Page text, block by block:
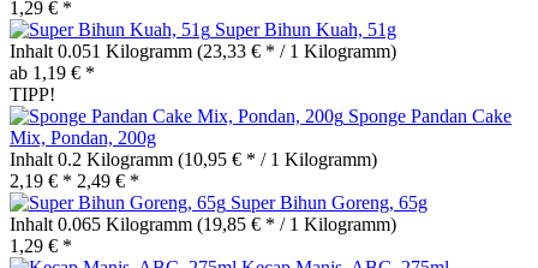
1,29 € *
Super Bihun Kuah, 51g
Inhalt 0.051 Kilogramm (23,33 € * / 1 Kilogramm)
ab 1,19 € *
TIPP!
Sponge Pandan Cake
Mix, Pondan, 200g
Inhalt 0.2 Kilogramm (10,95 € * / 1 Kilogramm)
2,19 € * 2,49 € *
Super Bihun Goreng, 65g
Inhalt 0.065 Kilogramm (19,85 € * / 1 Kilogramm)
1,29 € *